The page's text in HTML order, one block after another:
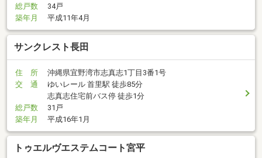
総戸数
34戸
築年月
平成11年4月
サンクレスト長田
住 所
沖縄県宜野湾市志真志1丁目3番1号
交 通
ゆいレール 首里駅 徒歩85分
志真志住宅前バス停 徒歩1分
総戸数
31戸
築年月
平成16年1月
トゥエルヴエステムコート宮平